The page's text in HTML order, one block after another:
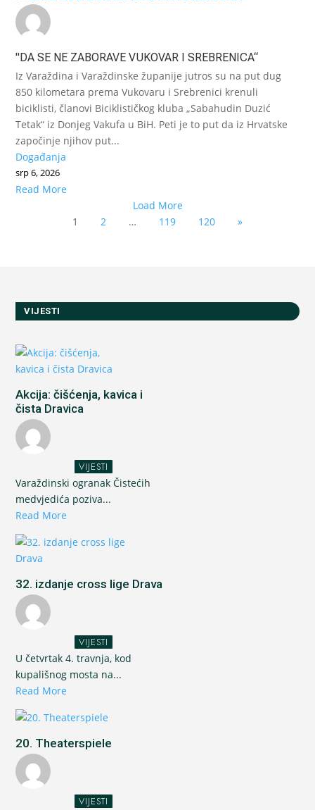
"DA SE NE ZABORAVE VUKOVAR I SREBRENICA“
Iz Varaždina i Varaždinske županije jutros su na put dug
850 kilometara prema Vukovaru i Srebrenici krenuli
biciklisti, članovi Biciklističkog kluba „Sabahudin Duzić
Tetak“ iz Donjeg Vakufa u BiH. Peti je to put da iz Hrvatske
započinje njihov put...
Događanja
srp 6, 2026
Read More
Load More
1
2 … 119 120 »
VIJESTI
Akcija: čišćenja, kavica i
čista Dravica
VIJESTI
Varaždinski ogranak Čistećih
medvjedića poziva...
Read More
32. izdanje cross lige Drava
VIJESTI
U četvrtak 4. travnja, kod
kupališnog mosta na...
Read More
20. Theaterspiele
VIJESTI